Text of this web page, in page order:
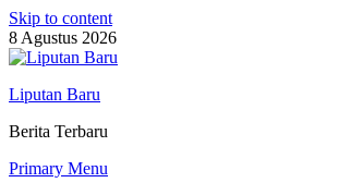
Skip to content
8 Agustus 2026
Liputan Baru
Berita Terbaru
Primary Menu